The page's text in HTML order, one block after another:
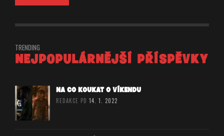
TRENDING
NEJPOPULÁRNĚJŠÍ PŘÍSPĚVKY
NA CO KOUKAT O VÍKENDU
REDAKCE PD 14. 1. 2022